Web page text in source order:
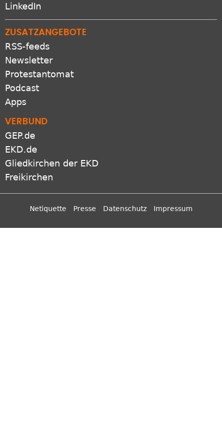
LinkedIn
ZUSATZANGEBOTE
RSS-feeds
Newsletter
Protestantomat
Podcast
Apps
VERBUND
GEP.de
EKD.de
Gliedkirchen der EKD
Freikirchen
Netiquette Presse Datenschutz Impressum